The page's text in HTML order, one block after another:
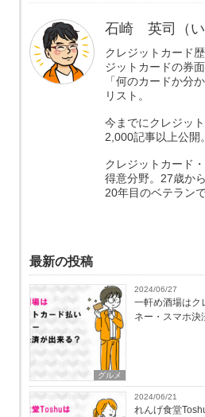
石崎 英司（
クレジットカード
ジットカードの券
「何のカードか分
リスト。
今までにクレジッ
2,000記事以上公開。
クレジットカード
得意分野。27歳か
20年目のベテランで
最新の投稿
グルメ
2024/06/27
一軒め酒場はク
ネー・スマホ決
2024/06/21
れんげ食堂